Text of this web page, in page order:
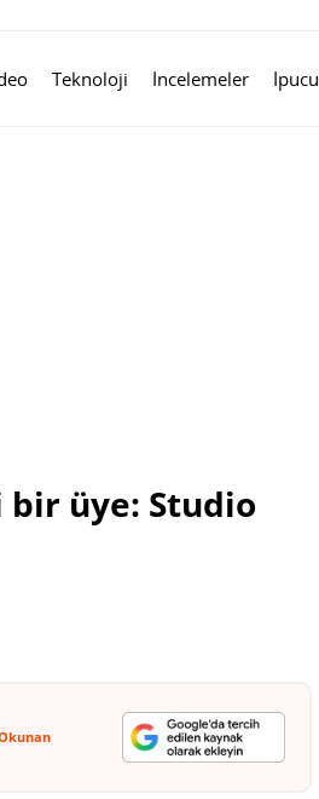
Teknoloji İncelemeler İpucu
bir üye: Studio